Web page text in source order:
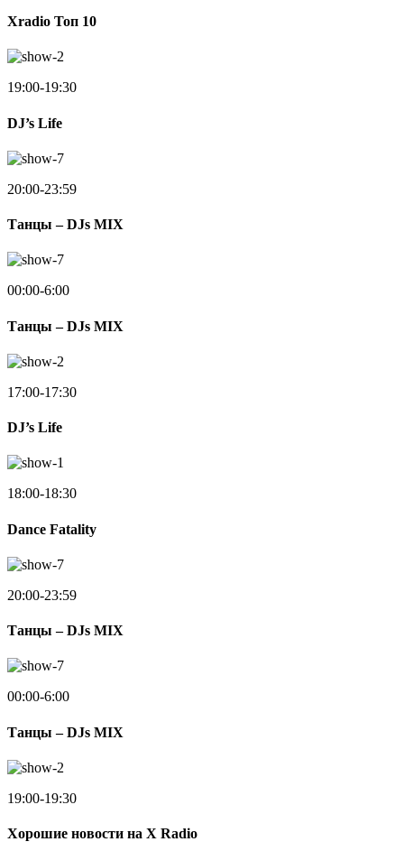
Xradio Топ 10
19:00-19:30
DJ’s Life
20:00-23:59
Танцы – DJs MIX
00:00-6:00
Танцы – DJs MIX
17:00-17:30
DJ’s Life
18:00-18:30
Dance Fatality
20:00-23:59
Танцы – DJs MIX
00:00-6:00
Танцы – DJs MIX
19:00-19:30
Хорошие новости на X Radio